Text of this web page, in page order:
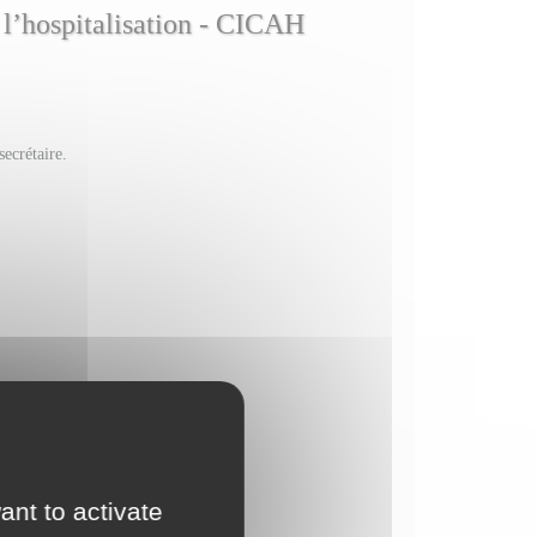
- CICAH
de référence.
to activate